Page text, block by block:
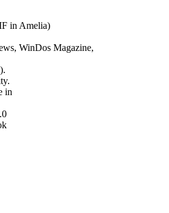
in Amelia)
WinDos Magazine,
in